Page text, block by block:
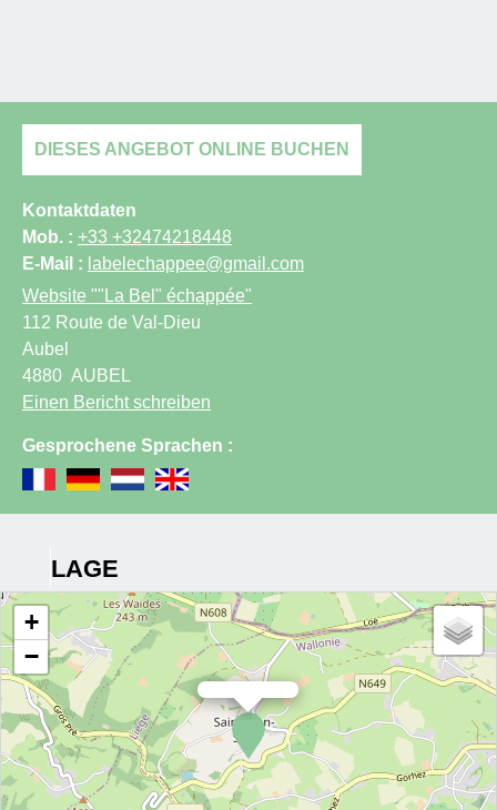
DIESES ANGEBOT ONLINE BUCHEN
Kontaktdaten
Mob. : +33 +32474218448
E-Mail : labelechappee@gmail.com
Website ""La Bel" échappée"
112 Route de Val-Dieu
Aubel
4880 AUBEL
Einen Bericht schreiben
Gesprochene Sprachen :
LAGE
+
−